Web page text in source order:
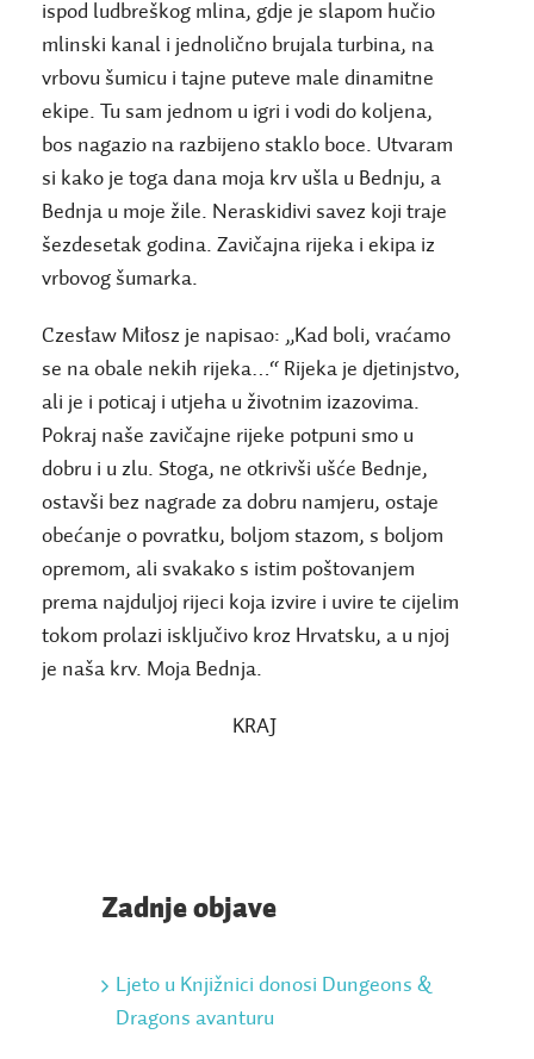
ispod ludbreškog mlina, gdje je slapom hučio
mlinski kanal i jednolično brujala turbina, na
vrbovu šumicu i tajne puteve male dinamitne
ekipe. Tu sam jednom u igri i vodi do koljena,
bos nagazio na razbijeno staklo boce. Utvaram
si kako je toga dana moja krv ušla u Bednju, a
Bednja u moje žile. Neraskidivi savez koji traje
šezdesetak godina. Zavičajna rijeka i ekipa iz
vrbovog šumarka.
Czesław Miłosz je napisao: „Kad boli, vraćamo
se na obale nekih rijeka…“ Rijeka je djetinjstvo,
ali je i poticaj i utjeha u životnim izazovima.
Pokraj naše zavičajne rijeke potpuni smo u
dobru i u zlu. Stoga, ne otkrivši ušće Bednje,
ostavši bez nagrade za dobru namjeru, ostaje
obećanje o povratku, boljom stazom, s boljom
opremom, ali svakako s istim poštovanjem
prema najduljoj rijeci koja izvire i uvire te cijelim
tokom prolazi isključivo kroz Hrvatsku, a u njoj
je naša krv. Moja Bednja.
KRAJ
Zadnje objave
Ljeto u Knjižnici donosi Dungeons &
Dragons avanturu